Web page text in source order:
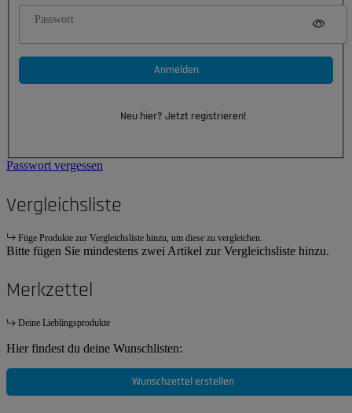
Passwort
Anmelden
Neu hier? Jetzt registrieren!
Passwort vergessen
Vergleichsliste
Füge Produkte zur Vergleichsliste hinzu, um diese zu vergleichen.
Bitte fügen Sie mindestens zwei Artikel zur Vergleichsliste hinzu.
Merkzettel
Deine Lieblingsprodukte
Hier findest du deine Wunschlisten:
Wunschzettel erstellen